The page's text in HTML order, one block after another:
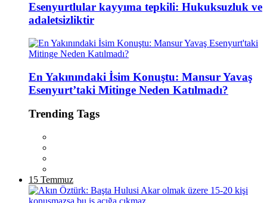
Esenyurtlular kayyıma tepkili: Hukuksuzluk ve
adaletsizliktir
En Yakınındaki İsim Konuştu: Mansur Yavaş
Esenyurt’taki Mitinge Neden Katılmadı?
Trending Tags
15 Temmuz